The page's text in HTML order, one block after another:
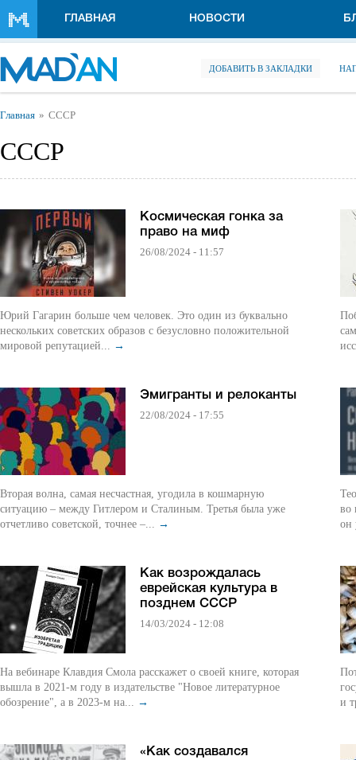
ГЛАВНАЯ НОВОСТИ
ДОБАВИТЬ В ЗАКЛАДКИ
Вы здесь
Главная СССР
СССР
Космическая гонка за
право на миф
26/08/2024 - 11:57
Юрий Гагарин больше чем человек. Это один из буквально
нескольких советских образов с безусловно положительной
мировой репутацией... →
Эмигранты и релоканты
22/08/2024 - 17:55
Вторая волна, самая несчастная, угодила в кошмарную
ситуацию – между Гитлером и Сталиным. Третья была уже
отчетливо советской, точнее –... →
Как возрождалась
еврейская культура в
позднем СССР
14/03/2024 - 12:08
На вебинаре Клавдия Смола расскажет о своей книге, которая
вышла в 2021-м году в издательстве "Новое литературное
обозрение", а в 2023-м на... →
«Как создавался
во
он
и